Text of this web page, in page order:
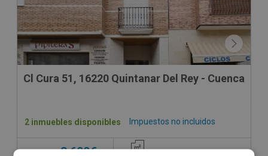
Cl Cura 51, 16220 Quintanar Del Rey - Cuenca
Impuestos no incluidos
2 inmuebles disponibles
3.600€